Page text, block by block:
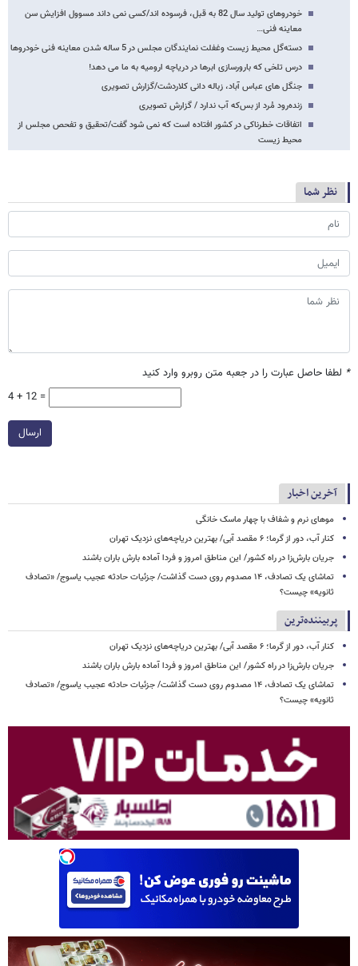
خودروهای تولید سال 82 به قبل، فرسوده اند/کسی نمی داند مسوول افزایش سن
معاینه فنی…
دسته‌گل محیط زیست وغفلت نمایندگان مجلس در 5 ساله شدن معاینه فنی خودروها
درس تلخی که بارورسازی ابرها در دریاچه ارومیه به ما می دهد!
جنگل های عباس آباد، زباله دانی کلاردشت/گزارش تصویری
زنده‌رود مُرد از بس‌که آب ندارد / گزارش تصویری
اتفاقات خطرناکی در کشور افتاده است که نمی شود گفت/تحقیق و تفحص مجلس از
محیط زیست
نظر شما
* لطفا حاصل عبارت را در جعبه متن روبرو وارد کنید
4 + 12 =
ارسال
آخرین اخبار
موهای نرم و شفاف با چهار ماسک خانگی
کنار آب، دور از گرما؛ ۶ مقصد آبی/ بهترین دریاچه‌های نزدیک تهران
جریان بارش‌زا در راه کشور/ این مناطق امروز و فردا آماده بارش باران باشند
تماشای یک تصادف، ۱۴ مصدوم روی دست گذاشت/ جزئیات حادثه عجیب یاسوج/ «تصادف
ثانویه» چیست؟
پربیننده‌ترین
کنار آب، دور از گرما؛ ۶ مقصد آبی/ بهترین دریاچه‌های نزدیک تهران
جریان بارش‌زا در راه کشور/ این مناطق امروز و فردا آماده بارش باران باشند
تماشای یک تصادف، ۱۴ مصدوم روی دست گذاشت/ جزئیات حادثه عجیب یاسوج/ «تصادف
ثانویه» چیست؟